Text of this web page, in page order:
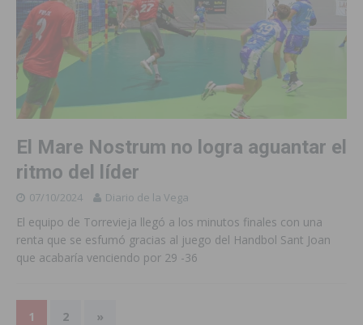
El Mare Nostrum no logra aguantar el
ritmo del líder
07/10/2024 Diario de la Vega
El equipo de Torrevieja llegó a los minutos finales con una
renta que se esfumó gracias al juego del Handbol Sant Joan
que acabaría venciendo por 29 -36
1 2 »